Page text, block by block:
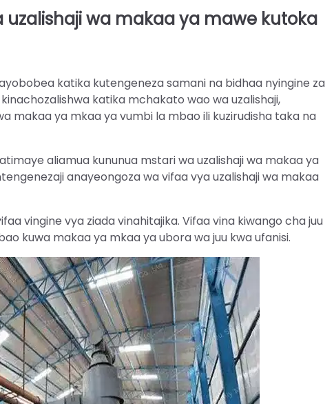
wa makaa ya mawe kutoka
katika kutengeneza samani na bidhaa nyingine za
katika mchakato wao wa uzalishaji,
makaa ya mkaa ya vumbi la mbao ili kuzirudisha taka na
aliamua kununua mstari wa uzalishaji wa makaa ya
anayeongoza wa vifaa vya uzalishaji wa makaa
vingine vya ziada vinahitajika. Vifaa vina kiwango cha juu
kuwa makaa ya mkaa ya ubora wa juu kwa ufanisi.